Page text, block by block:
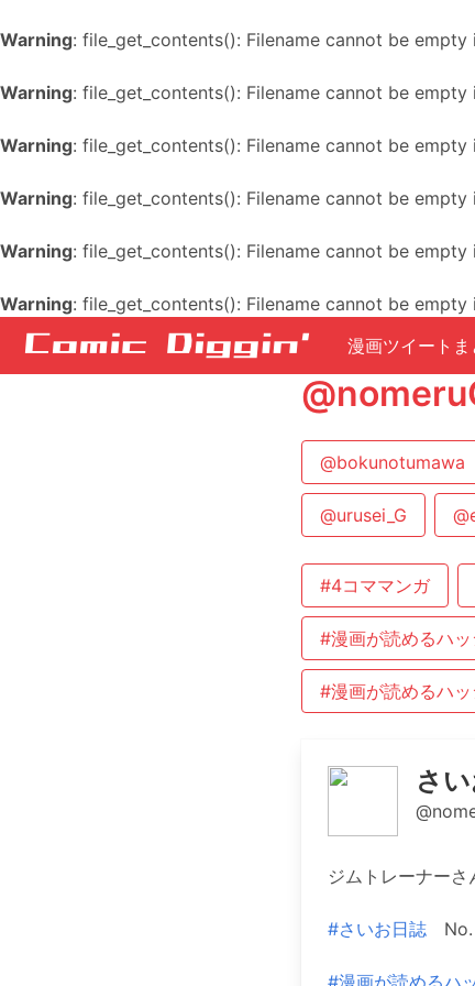
Warning: file_get_contents(): Filename cannot be empty
Warning: file_get_contents(): Filename cannot be empty
Warning: file_get_contents(): Filename cannot be empty
Warning: file_get_contents(): Filename cannot be empty
Warning: file_get_contents(): Filename cannot be empty
Warning: file_get_contents(): Filename cannot be empty
漫画ツイートま
@bokunotumawa
@urusei_G
#4コママンガ
#漫画が読めるハ
#漫画が読めるハ
さ
ジムトレーナー
#さいお日誌No.
#漫画が読めるハ